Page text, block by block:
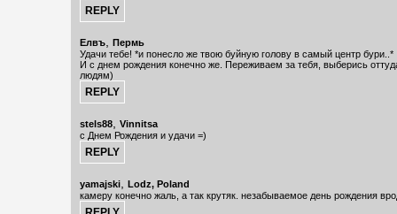
Елвъ, Пермь
Удачи тебе! *и понесло же твою буйную голову в самый центр бури..*
И с днем рождения конечно же. Переживаем за тебя, выберись
людям)
stels88, Vinnitsa
с Днем Рождения и удачи =)
yamajski, Lodz, Poland
камеру конечно жаль, а так крутяк. незабываемое день рождения